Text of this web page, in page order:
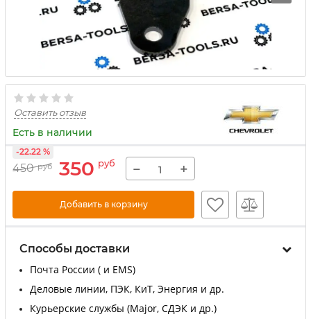
Оставить отзыв
Есть в наличии
450 руб 350 руб
-22.22 %
− +
Добавить в корзину
Способы доставки
Почта России ( и EMS)
Деловые линии, ПЭК, КиТ, Энергия и др.
Курьерские службы (Major, СДЭК и др.)